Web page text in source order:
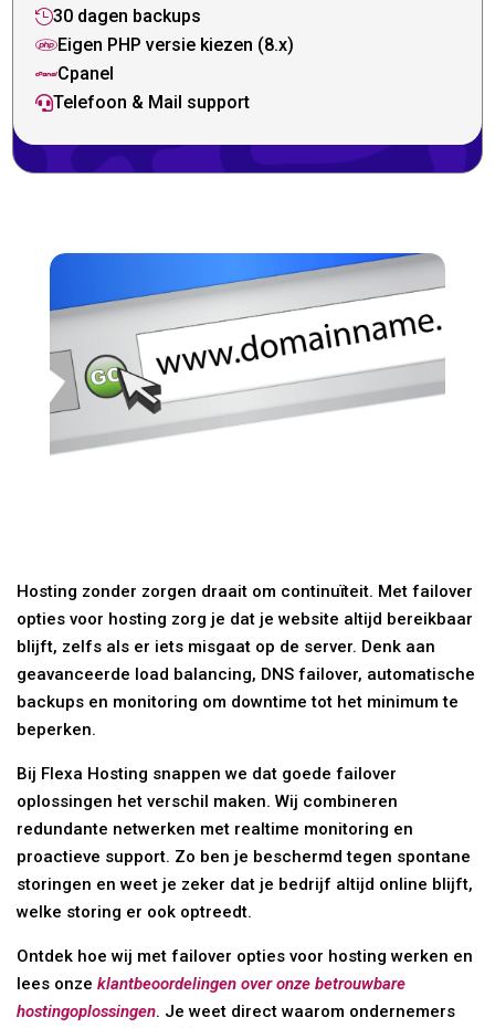
30 dagen backups
Eigen PHP versie kiezen (8.x)
Cpanel
Telefoon & Mail support
Hosting zonder zorgen draait om continuïteit. Met failover
opties voor hosting zorg je dat je website altijd bereikbaar
blijft, zelfs als er iets misgaat op de server. Denk aan
geavanceerde load balancing, DNS failover, automatische
backups en monitoring om downtime tot het minimum te
beperken.
Bij Flexa Hosting snappen we dat goede failover
oplossingen het verschil maken. Wij combineren
redundante netwerken met realtime monitoring en
proactieve support. Zo ben je beschermd tegen spontane
storingen en weet je zeker dat je bedrijf altijd online blijft,
welke storing er ook optreedt.
Ontdek hoe wij met failover opties voor hosting werken en
lees onzeklantbeoordelingen over onze betrouwbare
hostingoplossingen. Je weet direct waarom ondernemers